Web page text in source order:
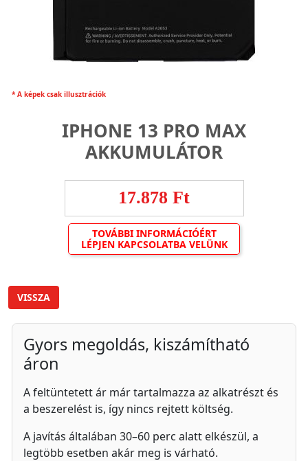
* A képek csak illusztrációk
IPHONE 13 PRO MAX
AKKUMULÁTOR
17.878 Ft
TOVÁBBI INFORMÁCIÓÉRT
LÉPJEN KAPCSOLATBA VELÜNK
VISSZA
Gyors megoldás, kiszámítható
áron
A feltüntetett ár már tartalmazza az alkatrészt és
a beszerelést is, így nincs rejtett költség.
A javítás általában 30–60 perc alatt elkészül, a
legtöbb esetben akár meg is várható.